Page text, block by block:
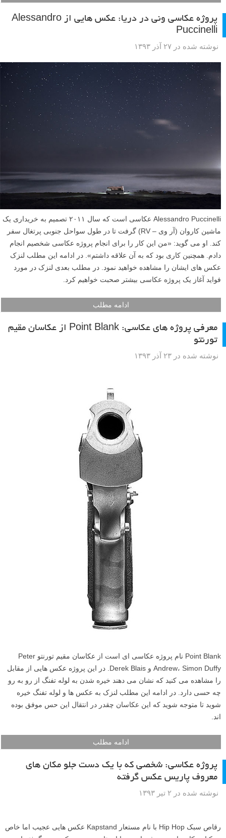
پروژه عکاسی ونی در دریا: عکس هایی از Alessandro
Puccinelli
نوشته شده در ۲۷ آذر ۱۳۹۳
Alessandro Puccinelli عکاسی است که سال ۲۰۱۱ تصمیم به خریداری یک
ماشین کاروان (آر وی – RV) گرفت تا در طول سواحل جنوبی پرتغال سفر
کند. او می گوید: «من این کار را برای انجام پروژه عکاسی شخصیم انجام
دادم. همچنین کاری بود که به آن علاقه داشتم». در ادامه این مطلب لنزک
عکس های ایشان را مشاهده خواهید نمود. در مطلب بعدی لنزک در مورد
فواید آغاز یک پروژه عکاسی بیشتر صحبت خواهیم کرد.
ادامه مطلب
معرفی پروژه های عکاسی: Point Blank از عکاسان مقیم
تورنتو
نوشته شده در ۲۳ آذر ۱۳۹۳
Point Blank نام پروژه عکاسی ای است از عکاسان مقیم تورنتو Peter
Andrew، Simon Duffy و Derek Blais. در این پروژه عکس هایی از مقابل
را مشاهده می کنید که نشان می دهند خیره شدن به لوله تفنگ از رو به رو
چه حسی دارد. در ادامه این مطلب لنزک به عکس ها و لوله تفنگ خیره
شوید تا متوجه شوید که این عکاسان چقدر در انتقال این حس موفق بوده
اند.
ادامه مطلب
پروژه عکاسی: شخصی که با یک دست جلو مکان های
معروف پاریس عکس گرفته
نوشته شده در ۲ تیر ۱۳۹۳